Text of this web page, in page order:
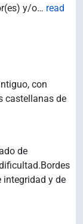
y/o… read
con
castellanas de
de
integridad y de